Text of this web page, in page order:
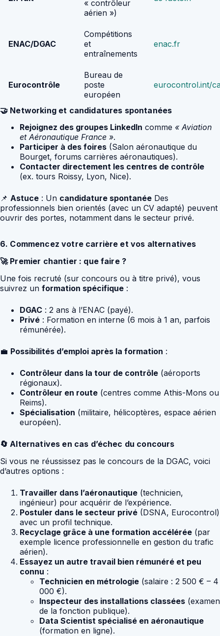
« contrôleur
aérien »)
ENAC/DGAC
Compétitions
et
entraînements
enac.fr
Eurocontrôle
Bureau de
poste
européen
eurocontrol.int/
🤝 Networking et candidatures spontanées
Rejoignez des groupes LinkedIn comme « Aviation
et Aéronautique France ».
Participer à des foires (Salon aéronautique du
Bourget, forums carrières aéronautiques).
Contacter directement les centres de contrôle
(ex. tours Roissy, Lyon, Nice).
📌 Astuce : Un candidature spontanée Des
professionnels bien orientés (avec un CV adapté) peuvent
ouvrir des portes, notamment dans le secteur privé.
6. Commencez votre carrière et vos alternatives
🚀 Premier chantier : que faire ?
Une fois recruté (sur concours ou à titre privé), vous
suivrez un formation spécifique :
DGAC : 2 ans à l’ENAC (payé).
Privé : Formation en interne (6 mois à 1 an, parfois
rémunérée).
💼 Possibilités d’emploi après la formation :
Contrôleur dans la tour de contrôle (aéroports
régionaux).
Contrôleur en route (centres comme Athis-Mons ou
Reims).
Spécialisation (militaire, hélicoptères, espace aérien
européen).
🔄 Alternatives en cas d’échec du concours
Si vous ne réussissez pas le concours de la DGAC, voici
d’autres options :
Travailler dans l’aéronautique (technicien,
ingénieur) pour acquérir de l’expérience.
Postuler dans le secteur privé (DSNA, Eurocontrol)
avec un profil technique.
Recyclage grâce à une formation accélérée (par
exemple licence professionnelle en gestion du trafic
aérien).
Essayez un autre travail bien rémunéré et peu
connu :
Technicien en métrologie (salaire : 2 500 € – 4
000 €).
Inspecteur des installations classées (examen
de la fonction publique).
Data Scientist spécialisé en aéronautique
(formation en ligne).